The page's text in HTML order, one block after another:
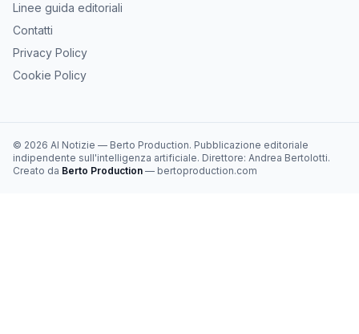
Linee guida editoriali
Contatti
Privacy Policy
Cookie Policy
© 2026 AI Notizie — Berto Production. Pubblicazione editoriale
indipendente sull'intelligenza artificiale. Direttore: Andrea Bertolotti.
Creato da Berto Production — bertoproduction.com